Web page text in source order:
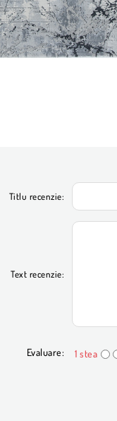
Titlu recenzie:
Text recenzie:
Evaluare: 1 stea